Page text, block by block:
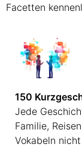
Facetten
150
Jede
Familie,
Vokabeln